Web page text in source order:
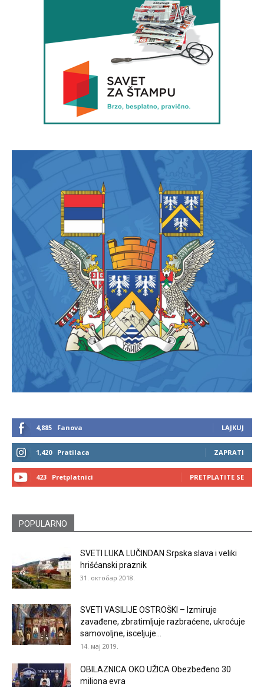
4,885 Fanova LAJKUJ
1,420 Pratilaca ZAPRATI
423 Pretplatnici PRETPLATITE SE
POPULARNO
SVETI LUKA LUČINDAN Srpska slava i veliki
hrišćanski praznik
31. октобар 2018.
SVETI VASILIJE OSTROŠKI – Izmiruje
zavađene, zbratimljuje razbraćene, ukroćuje
samovoljne, isceljuje...
14. мај 2019.
OBILAZNICA OKO UŽICA Obezbeđeno 30
miliona evra